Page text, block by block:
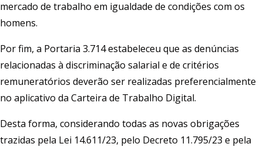
mercado de trabalho em igualdade de condições com os
homens.
Por fim, a Portaria 3.714 estabeleceu que as denúncias
relacionadas à discriminação salarial e de critérios
remuneratórios deverão ser realizadas preferencialmente
no aplicativo da Carteira de Trabalho Digital.
Desta forma, considerando todas as novas obrigações
trazidas pela Lei 14.611/23, pelo Decreto 11.795/23 e pela